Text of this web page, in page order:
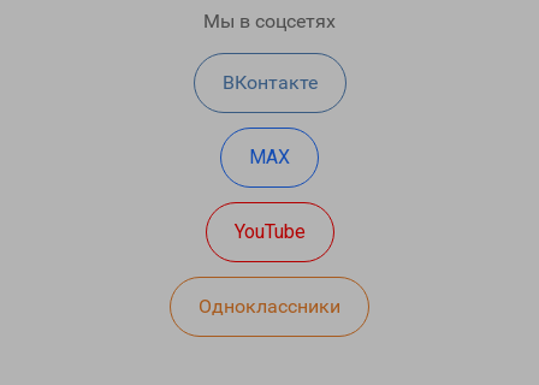
Мы в соцсетях
ВКонтакте
MAX
YouTube
Одноклассники